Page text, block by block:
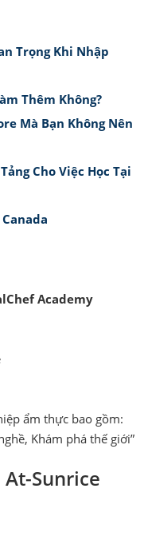
Trọng Khi Nhập
Thêm Không?
Mà Bạn Không Nên
Cho Việc Học Tại
Academy
ẩm thực bao gồm:
Khám phá thế giới”
Sunrice